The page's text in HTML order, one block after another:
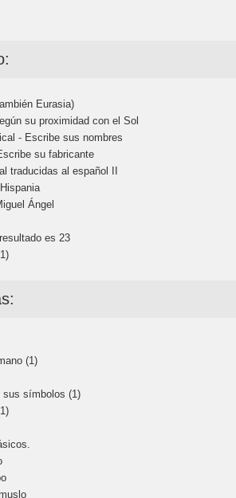
Eurasia)
su proximidad con el Sol
- Escribe sus nombres
su fabricante
traducidas al español II
Ángel
es 23
(1)
sus símbolos (1)